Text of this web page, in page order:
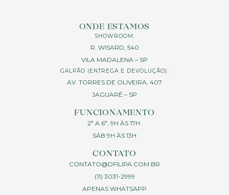
ONDE ESTAMOS
SHOWROOM:
R. WISARD, 540
VILA MADALENA – SP
GALPÃO (ENTREGA E DEVOLUÇÃO):
AV. TORRES DE OLIVEIRA, 407
JAGUARÉ – SP
FUNCIONAMENTO
2ª A 6ª, 9H ÀS 17H.
SÁB 9H ÀS 13H
CONTATO
CONTATO@DFILIPA.COM.BR
(11) 3031-2999
APENAS WHATSAPP